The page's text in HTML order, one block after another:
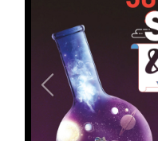
Önceki